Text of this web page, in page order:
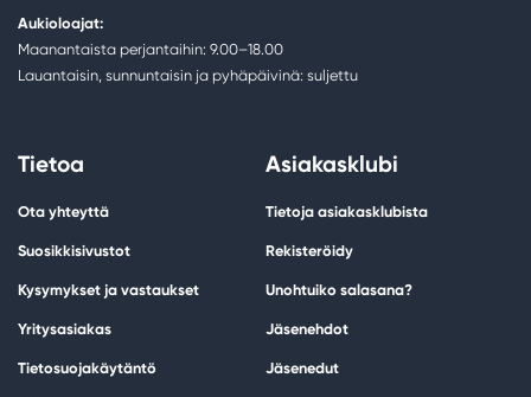
Aukioloajat:
Maanantaista perjantaihin: 9.00–18.00
Lauantaisin, sunnuntaisin ja pyhäpäivinä: suljettu
Tietoa
Ota yhteyttä
Suosikkisivustot
Kysymykset ja vastaukset
Yritysasiakas
Tietosuojakäytäntö
Asiakasklubi
Tietoja asiakasklubista
Rekisteröidy
Unohtuiko salasana?
Jäsenehdot
Jäsenedut